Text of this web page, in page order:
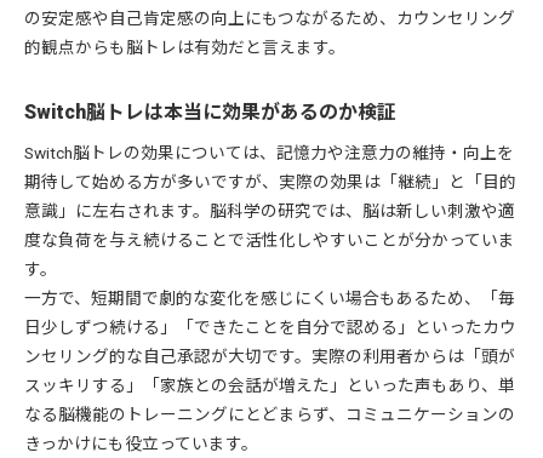
の安定感や自己肯定感の向上にもつながるため、カウンセリング
的観点からも脳トレは有効だと言えます。
Switch脳トレは本当に効果があるのか検証
Switch脳トレの効果については、記憶力や注意力の維持・向上を
期待して始める方が多いですが、実際の効果は「継続」と「目的
意識」に左右されます。脳科学の研究では、脳は新しい刺激や適
度な負荷を与え続けることで活性化しやすいことが分かっていま
す。
一方で、短期間で劇的な変化を感じにくい場合もあるため、「毎
日少しずつ続ける」「できたことを自分で認める」といったカウ
ンセリング的な自己承認が大切です。実際の利用者からは「頭が
スッキリする」「家族との会話が増えた」といった声もあり、単
なる脳機能のトレーニングにとどまらず、コミュニケーションの
きっかけにも役立っています。